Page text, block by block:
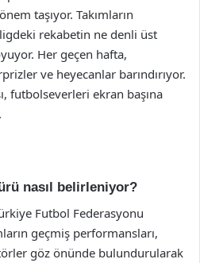
taşıyor. Takımların
rekabetin ne denli üst
Her geçen hafta,
ve heyecanlar barındırıyor.
futbolseverleri ekran başına
nasıl belirleniyor?
Futbol Federasyonu
geçmiş performansları,
göz önünde bulundurularak